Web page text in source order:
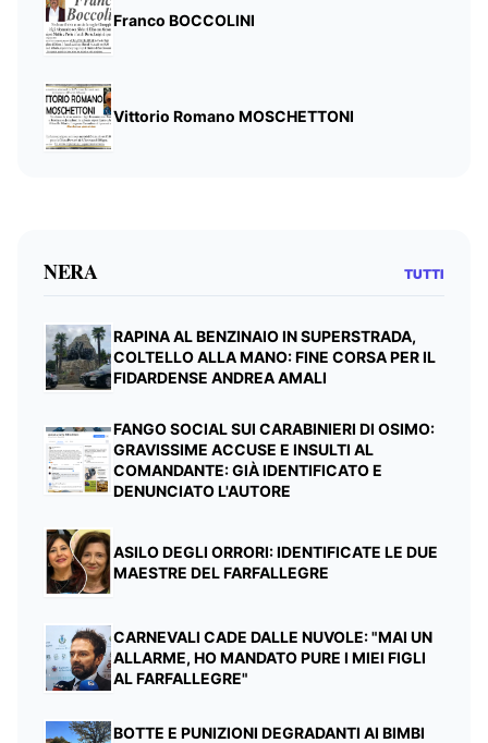
Franco BOCCOLINI
Vittorio Romano MOSCHETTONI
NERA TUTTI
RAPINA AL BENZINAIO IN SUPERSTRADA,
COLTELLO ALLA MANO: FINE CORSA PER IL
FIDARDENSE ANDREA AMALI
FANGO SOCIAL SUI CARABINIERI DI OSIMO:
GRAVISSIME ACCUSE E INSULTI AL
COMANDANTE: GIÀ IDENTIFICATO E
DENUNCIATO L'AUTORE
ASILO DEGLI ORRORI: IDENTIFICATE LE DUE
MAESTRE DEL FARFALLEGRE
CARNEVALI CADE DALLE NUVOLE: "MAI UN
ALLARME, HO MANDATO PURE I MIEI FIGLI
AL FARFALLEGRE"
BOTTE E PUNIZIONI DEGRADANTI AI BIMBI